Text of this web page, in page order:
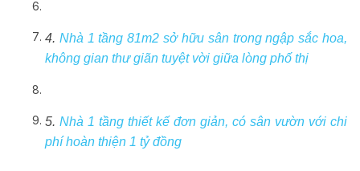
4. Nhà 1 tầng 81m2 sở hữu sân trong ngập sắc hoa,
không gian thư giãn tuyệt vời giữa lòng phố thị
5. Nhà 1 tầng thiết kế đơn giản, có sân vườn với chi
phí hoàn thiện 1 tỷ đồng